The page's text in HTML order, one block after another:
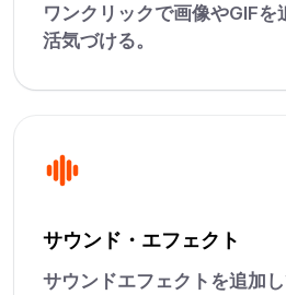
ワンクリックで画像やGIFを
活気づける。
サウンド・エフェクト
サウンドエフェクトを追加